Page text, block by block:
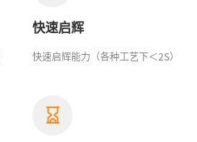
快速启辉
快速启辉能力（各种工艺下＜2S）